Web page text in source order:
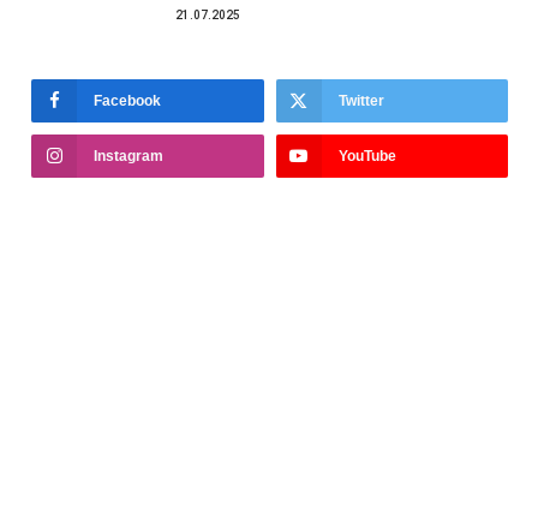
21.07.2025
Facebook Twitter
Instagram YouTube